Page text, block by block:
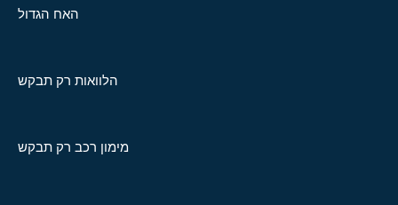
האח הגדול
הלוואות רק תבקש
מימון רכב רק תבקש